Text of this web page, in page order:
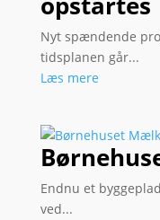
Nyt spændende
tidsplanen går...
Læs mere
Endnu et
ved...